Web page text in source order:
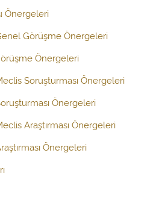
Önergeleri
Görüşme Önergeleri
Önergeleri
Soruşturması Önergeleri
Önergeleri
Araştırması Önergeleri
Önergeleri